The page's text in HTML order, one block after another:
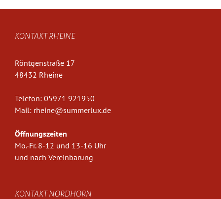
KONTAKT RHEINE
Röntgenstraße 17
48432 Rheine
Telefon: 05971 921950
Mail: rheine@summerlux.de
Öffnungszeiten
Mo.-Fr. 8-12 und 13-16 Uhr
und nach Vereinbarung
KONTAKT NORDHORN